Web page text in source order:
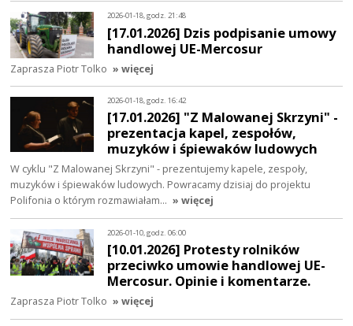
2026-01-18, godz. 21:48
[17.01.2026] Dzis podpisanie umowy
handlowej UE-Mercosur
Zaprasza Piotr Tolko » więcej
2026-01-18, godz. 16:42
[17.01.2026] "Z Malowanej Skrzyni" -
prezentacja kapel, zespołów,
muzyków i śpiewaków ludowych
W cyklu "Z Malowanej Skrzyni" - prezentujemy kapele, zespoły,
muzyków i śpiewaków ludowych. Powracamy dzisiaj do projektu
Polifonia o którym rozmawiałam… » więcej
2026-01-10, godz. 06:00
[10.01.2026] Protesty rolników
przeciwko umowie handlowej UE-
Mercosur. Opinie i komentarze.
Zaprasza Piotr Tolko » więcej